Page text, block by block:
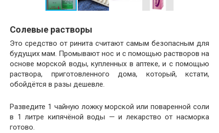
Солевые растворы
Это средство от ринита считают самым безопасным для
будущих мам. Промывают нос и с помощью растворов на
основе морской воды, купленных в аптеке, и с помощью
раствора, приготовленного дома, который, кстати,
обойдётся в разы дешевле.
Разведите 1 чайную ложку морской или поваренной соли
в 1 литре кипячёной воды — и лекарство от насморка
готово.